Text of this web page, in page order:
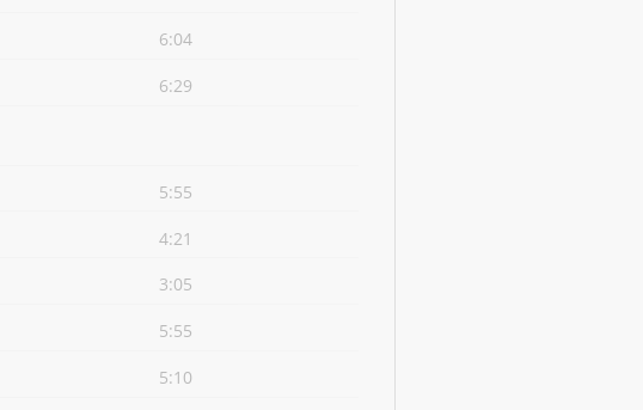
6:04
6:29
5:55
4:21
3:05
5:55
5:10